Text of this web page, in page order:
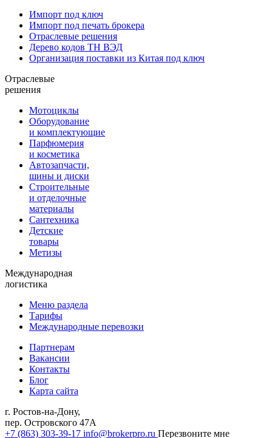
Импорт под ключ
Импорт под печать брокера
Отраслевые решения
Дерево кодов ТН ВЭД
Организация поставки из Китая под ключ
Отраслевые
решения
Мотоциклы
Оборудование
и комплектующие
Парфюмерия
и косметика
Автозапчасти,
шины и диски
Строительные
и отделочные
материалы
Сантехника
Детские
товары
Метизы
Международная
логистика
Меню раздела
Тарифы
Международные перевозки
Партнерам
Вакансии
Контакты
Блог
Карта сайта
г. Ростов-на-Дону,
пер. Островского 47А
+7 (863) 303-39-17 info@brokerpro.ru Перезвоните мне